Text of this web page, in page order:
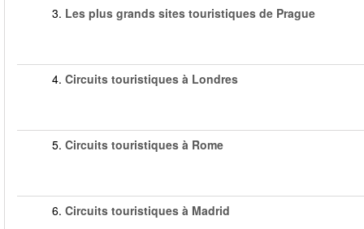
3. Les plus grands sites touristiques de Prague
4. Circuits touristiques à Londres
5. Circuits touristiques à Rome
6. Circuits touristiques à Madrid